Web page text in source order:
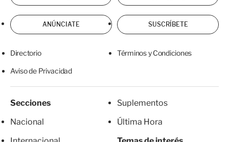
ANÚNCIATE SUSCRÍBETE
Directorio Términos y Condiciones
Aviso de Privacidad
Secciones
Nacional
Suplementos
Última Hora